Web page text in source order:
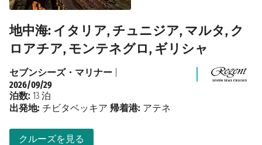
地中海: イタリア, チュニジア, マルタ, ク
ロアチア, モンテネグロ, ギリシャ
クルーズを見る
セブンシーズ・マリナー
2026/09/29
泊数: 13 泊
出発地: チビタベッキア 帰着港: アテネ